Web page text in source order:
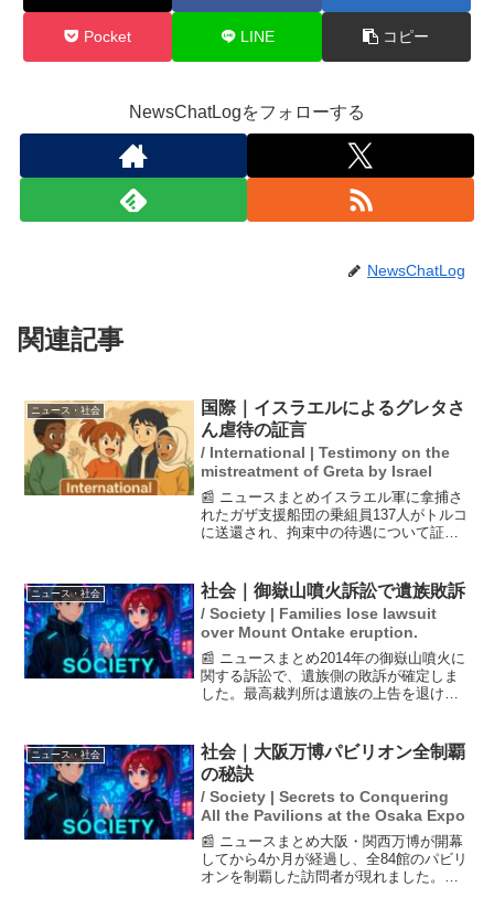
Pocket LINE コピー
NewsChatLogをフォローする
NewsChatLog
関連記事
ニュース・社会
国際｜イスラエルによるグレタさ
ん虐待の証言
/ International | Testimony on the
mistreatment of Greta by Israel
📰 ニュースまとめイスラエル軍に拿捕さ
れたガザ支援船団の乗組員137人がトルコ
に送還され、拘束中の待遇について証言
い取り扱いや虐待の実態を明かした。グ
レタ・トゥンベリさん...
ニュース・社会 社会｜御嶽山噴火訴訟で遺族敗訴
/ Society | Families lose lawsuit
over Mount Ontake eruption.
📰 ニュースまとめ2014年の御嶽山噴火に
関する訴訟で、遺族側の敗訴が確定しま
した。最高裁判所は遺族の上告を退け、
の損害賠償を求めていましたが、1、2審
の判決がそ...
ニュース・社会
社会｜大阪万博パビリオン全制覇
の秘訣
/ Society | Secrets to Conquering
All the Pavilions at the Osaka Expo
📰 ニュースまとめ大阪・関西万博が開幕
してから4か月が経過し、全84館のパビリ
オンを制覇した訪問者が現れました。彼